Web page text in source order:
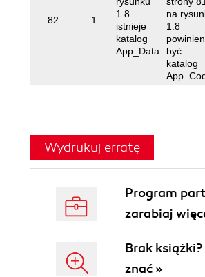
82 1
1.8
istnieje
katalog
App_Data
na
1.8
powinien
być
katalog
Wydrukuj erratę
Program
zarabiaj
Brak
znać »